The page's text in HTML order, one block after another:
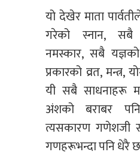
यो देखेर माता
गरेको स्नान, सबै
नमस्कार, सबै
प्रकारको व्रत,
यी सबै साधनाहरू
अंशको बराबर
त्यसकारण गणेशजी
गणहरूभन्दा पनि धेरै